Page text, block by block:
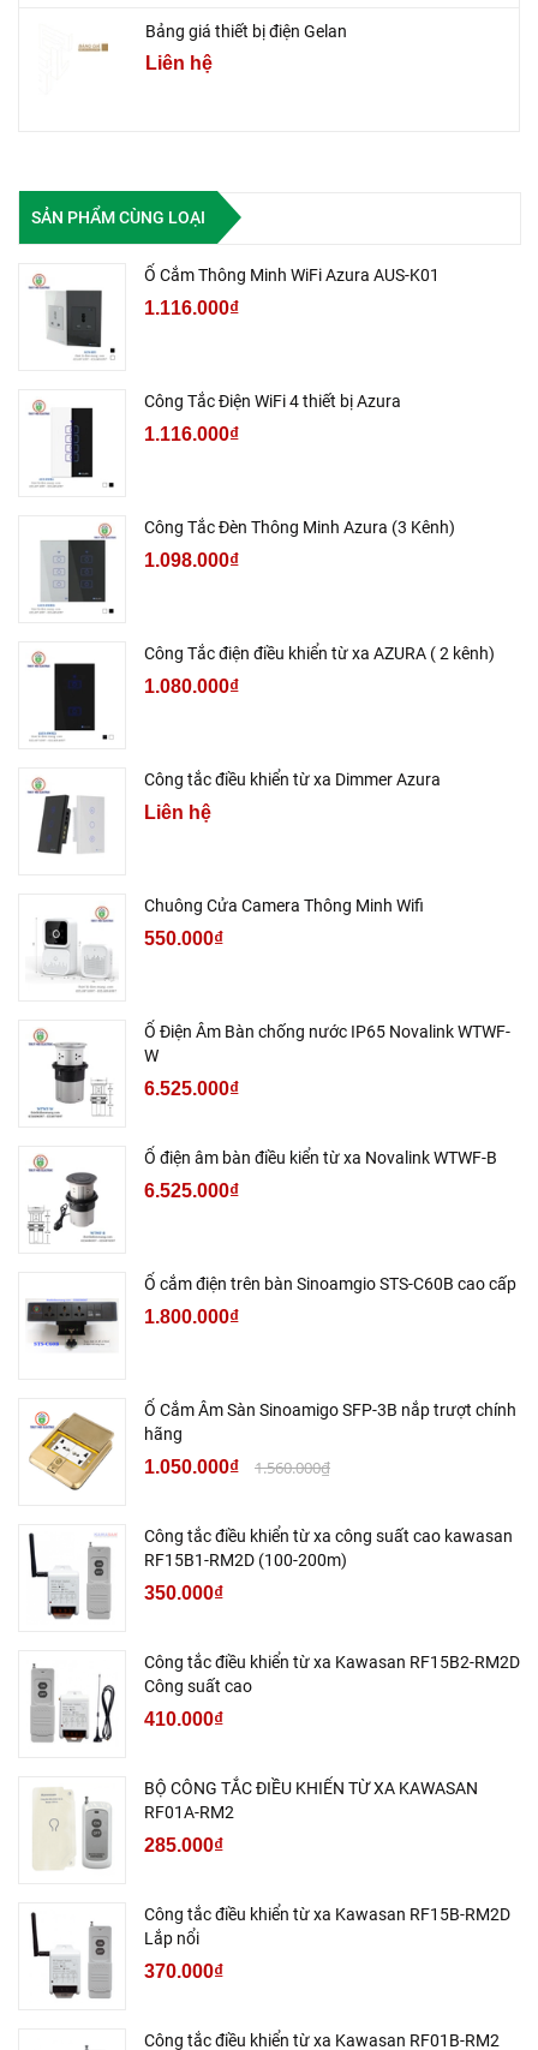
Bảng giá thiết bị điện Gelan
Liên hệ
SẢN PHẨM CÙNG LOẠI
Ổ Cắm Thông Minh WiFi Azura AUS-K01
1.116.000₫
Công Tắc Điện WiFi 4 thiết bị Azura
1.116.000₫
Công Tắc Đèn Thông Minh Azura (3 Kênh)
1.098.000₫
Công Tắc điện điều khiển từ xa AZURA ( 2 kênh)
1.080.000₫
Công tắc điều khiển từ xa Dimmer Azura
Liên hệ
Chuông Cửa Camera Thông Minh Wifi
550.000₫
Ổ Điện Âm Bàn chống nước IP65 Novalink WTWF-
W
6.525.000₫
Ổ điện âm bàn điều kiển từ xa Novalink WTWF-B
6.525.000₫
Ổ cắm điện trên bàn Sinoamgio STS-C60B cao cấp
1.800.000₫
Ổ Cắm Âm Sàn Sinoamigo SFP-3B nắp trượt chính
hãng
1.050.000₫ 1.560.000₫
Công tắc điều khiển từ xa công suất cao kawasan
RF15B1-RM2D (100-200m)
350.000₫
Công tắc điều khiển từ xa Kawasan RF15B2-RM2D
Công suất cao
410.000₫
BỘ CÔNG TẮC ĐIỀU KHIỂN TỪ XA KAWASAN
RF01A-RM2
285.000₫
Công tắc điều khiển từ xa Kawasan RF15B-RM2D
Lắp nổi
370.000₫
Công tắc điều khiển từ xa Kawasan RF01B-RM2